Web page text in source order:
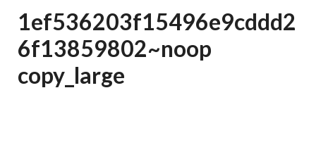
1ef536203f15496e9cddd2
6f13859802~noop
copy_large